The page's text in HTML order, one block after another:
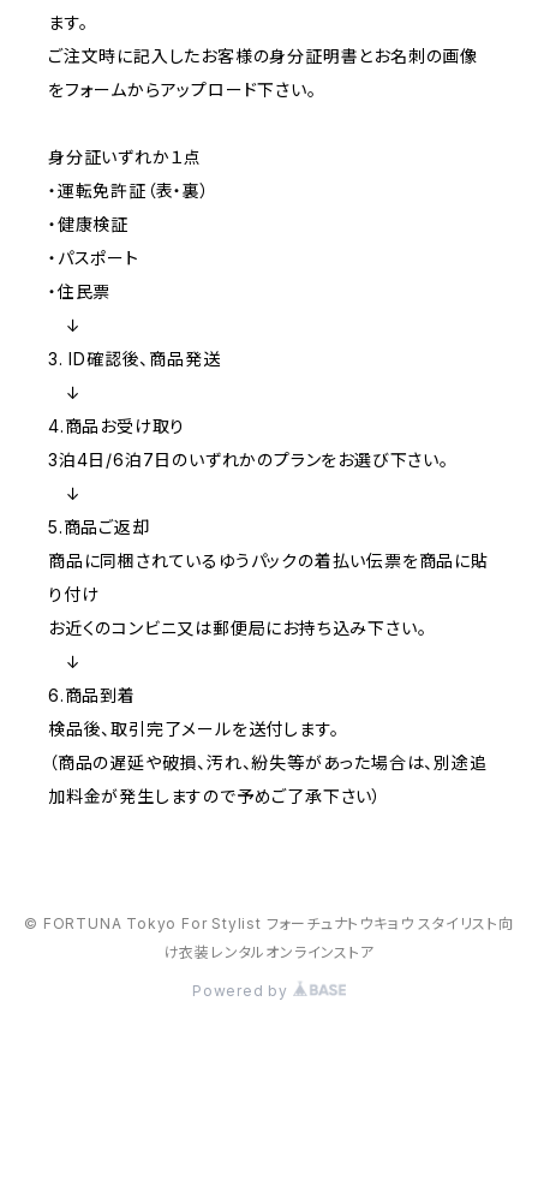
ます。
ご注文時に記入したお客様の身分証明書とお名刺の画像
をフォームからアップロード下さい。
身分証いずれか１点
・運転免許証（表・裏）
・健康検証
・パスポート
・住民票
↓
3. ID確認後、商品発送
↓
4.商品お受け取り
3泊4日/6泊7日のいずれかのプランをお選び下さい。
↓
5.商品ご返却
商品に同梱されているゆうパックの着払い伝票を商品に貼
り付け
お近くのコンビニ又は郵便局にお持ち込み下さい。
↓
6.商品到着
検品後、取引完了メールを送付します。
（商品の遅延や破損、汚れ、紛失等があった場合は、別途追
加料金が発生しますので予めご了承下さい）
© FORTUNA Tokyo For Stylist フォーチュナトウキョウ スタイリスト向
け衣装レンタルオンラインストア
Powered by